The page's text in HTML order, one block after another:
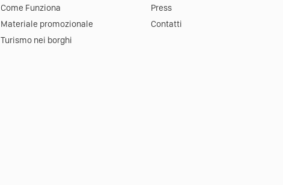
Come Funziona
Materiale promozionale
Turismo nei borghi
Press
Contatti